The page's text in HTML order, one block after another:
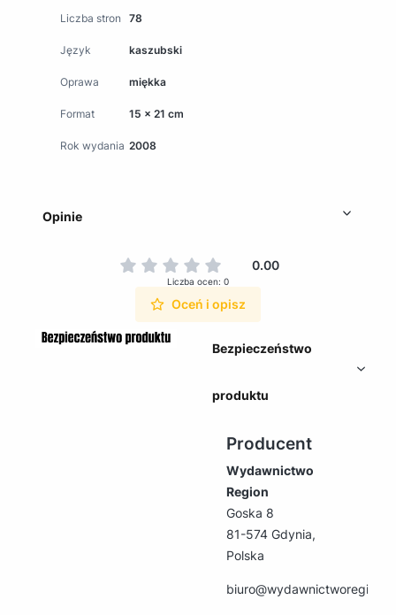
Liczba stron 78
Język kaszubski
Oprawa miękka
Format 15 x 21 cm
Rok wydania 2008
Opinie
0.00
Liczba ocen: 0
Oceń i opisz
Bezpieczeństwo
produktu
Producent
Wydawnictwo
Region
Goska 8
81-574 Gdynia,
Polska
biuro@wydawnictworegion.pl